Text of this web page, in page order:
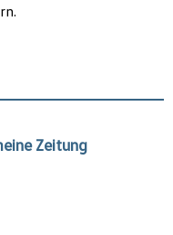
Zeitung